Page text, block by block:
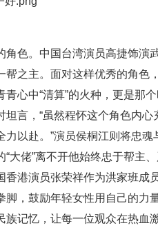
角色。中国台湾演员高捷饰演
之主。面对这样优秀的角色
心中“清算”的火种，更是那
言，“虽然程怀这个角色内心
以赴。”演员侯桐江则将忠魂
大佬”离不开他始终忠于帮主
港演员张荣祥作为洪家班成员
，鼓励年轻女性用自己的力
族记忆，让每一位观众在热血